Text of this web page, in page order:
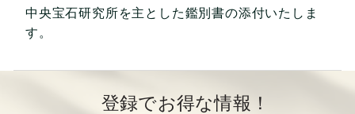
中央宝石研究所を主とした鑑別書の添付いたしま
す。
登録でお得な情報！